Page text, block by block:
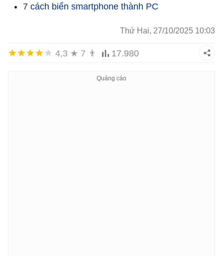
7 cách biến smartphone thành PC
Thứ Hai, 27/10/2025 10:03
4,3 ★ 7 👨 17.980